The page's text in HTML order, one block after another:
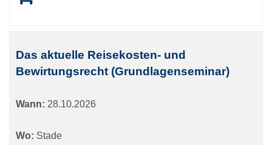
Das aktuelle Reisekosten- und
Bewirtungsrecht (Grundlagenseminar)
Wann: 28.10.2026
Wo: Stade